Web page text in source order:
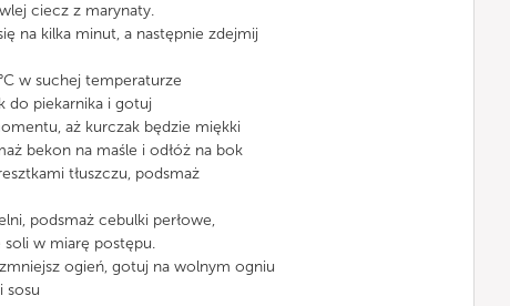
ciecz z marynaty.
na kilka minut, a następnie zdejmij
w suchej temperaturze
do piekarnika i gotuj
aż kurczak będzie miękki
bekon na maśle i odłóż na bok
tłuszczu, podsmaż
podsmaż cebulki perłowe,
w miarę postępu.
ogień, gotuj na wolnym ogniu
sosu